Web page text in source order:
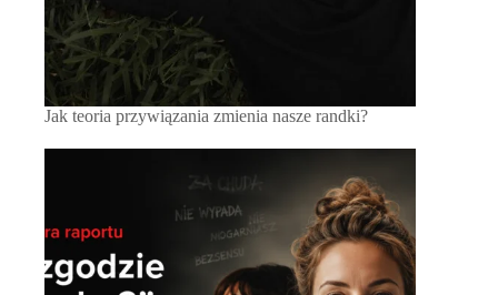
Jak teoria przywiązania zmienia nasze randki?